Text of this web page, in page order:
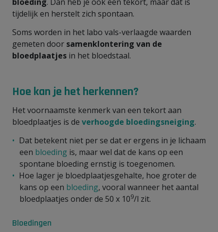
tijdelijk en herstelt zich spontaan.
Soms worden in het labo vals-verlaagde waarden
gemeten door samenklontering van de
bloedplaatjes in het bloedstaal.
Hoe kan je het herkennen?
Het voornaamste kenmerk van een tekort aan
bloedplaatjes is de verhoogde bloedingsneiging.
Dat betekent niet per se dat er ergens in je lichaam
een bloeding is, maar wel dat de kans op een
spontane bloeding ernstig is toegenomen.
Hoe lager je bloedplaatjesgehalte, hoe groter de
kans op een bloeding, vooral wanneer het aantal
bloedplaatjes onder de 50 x 109/l zit.
Bloedingen